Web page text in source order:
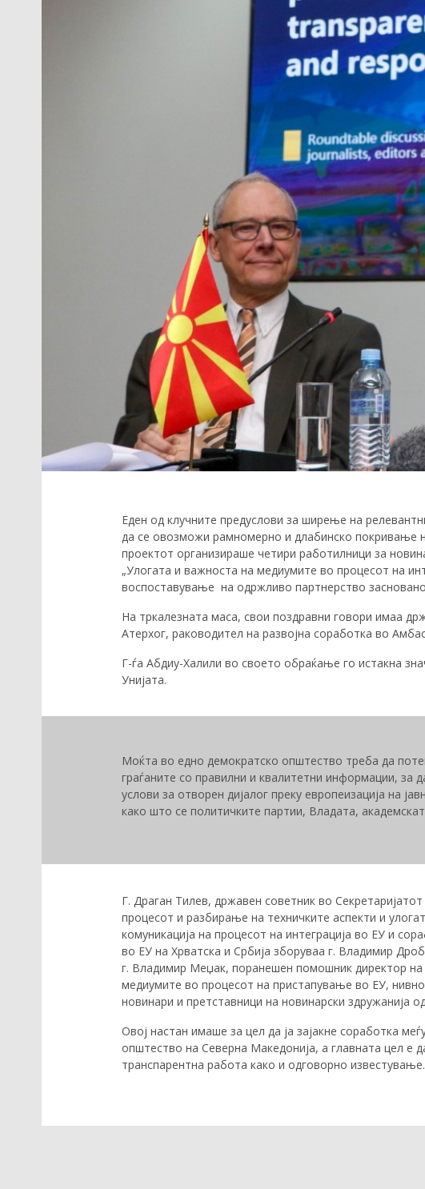
Еден од клучните предуслови за ширење на
да се овозможи рамномерно и длабинско покривање
проектот организираше четири работилници за
„Улогата и важноста на медиумите во процесот на
воспоставување на одржливо партнерство
На тркалезната маса, свои поздравни говори имаа
Атерхог, раководител на развојна соработка во
Г-ѓа Абдиу-Халили во своето обраќање го истакна
Унијата.
Моќта во едно демократско општество треба да
граѓаните со правилни и квалитетни информации,
услови за отворен дијалог преку европеизација на
како што се политичките партии, Владата,
Г. Драган Тилев, државен советник во
процесот и разбирање на техничките аспекти и
комуникација на процесот на интеграција во ЕУ и
во ЕУ на Хрватска и Србија зборуваа г. Владимир
г. Владимир Меџак, поранешен помошник директор на
медиумите во процесот на пристапување во ЕУ,
новинари и претставници на новинарски здружанија
Овој настан имаше за цел да ја зајакне соработка
општество на Северна Македонија, а главната цел е
транспарентна работа како и одговорно известување.